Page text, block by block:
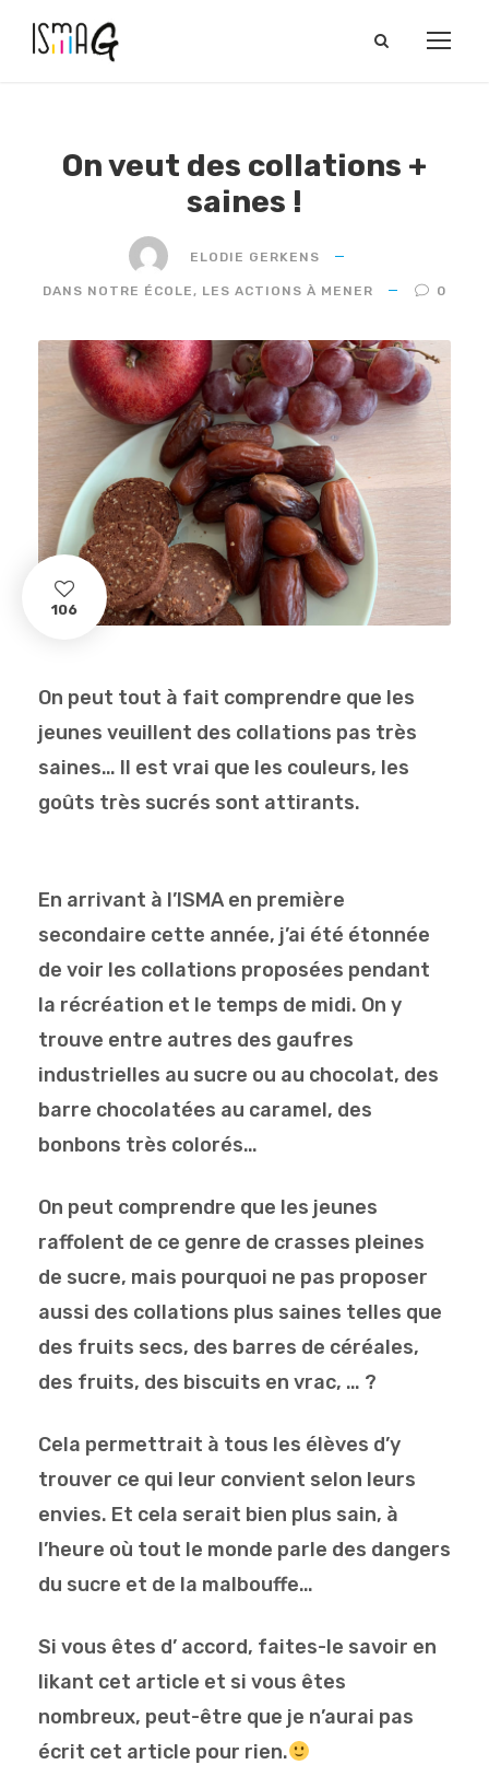
On veut des collations +
saines !
ELODIE GERKENS
DANS NOTRE ÉCOLE, LES ACTIONS À MENER 0
106
On peut tout à fait comprendre que les
jeunes veuillent des collations pas très
saines… Il est vrai que les couleurs, les
goûts très sucrés sont attirants.
En arrivant à l’ISMA en première
secondaire cette année, j’ai été étonnée
de voir les collations proposées pendant
la récréation et le temps de midi. On y
trouve entre autres des gaufres
industrielles au sucre ou au chocolat, des
barre chocolatées au caramel, des
bonbons très colorés…
On peut comprendre que les jeunes
raffolent de ce genre de crasses pleines
de sucre, mais pourquoi ne pas proposer
aussi des collations plus saines telles que
des fruits secs, des barres de céréales,
des fruits, des biscuits en vrac, … ?
Cela permettrait à tous les élèves d’y
trouver ce qui leur convient selon leurs
envies. Et cela serait bien plus sain, à
l’heure où tout le monde parle des dangers
du sucre et de la malbouffe…
Si vous êtes d’ accord, faites-le savoir en
likant cet article et si vous êtes
nombreux, peut-être que je n’aurai pas
écrit cet article pour rien.